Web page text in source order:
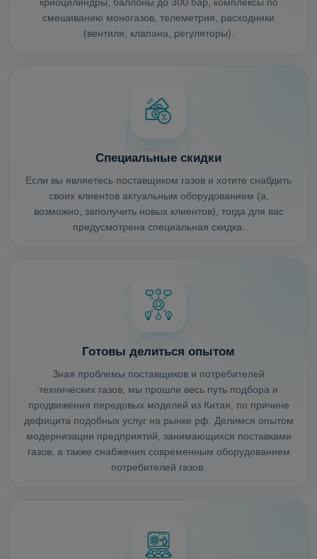
смешиванию моногазов, телеметрия, расходники
(вентиля, клапана, регуляторы).
Специальные скидки
Если вы являетесь поставщиком газов и хотите снабдить
своих клиентов актуальным оборудованием (а,
возможно, заполучить новых клиентов), тогда для вас
предусмотрена специальная скидка.
Готовы делиться опытом
Зная проблемы поставщиков и потребителей
технических газов, мы прошли весь путь подбора и
продвижения передовых моделей из Китая, по причине
дефицита подобных услуг на рынке рф. Делимся опытом
модернизации предприятий, занимающихся поставками
газов, а также снабжения современным оборудованием
потребителей газов.